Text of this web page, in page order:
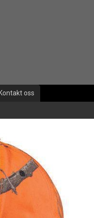
Kontakt oss